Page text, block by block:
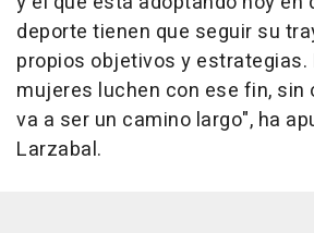
deporte tienen que seguir su
propios objetivos y estrategias.
mujeres luchen con ese fin, sin
va a ser un camino largo", ha
Larzabal.